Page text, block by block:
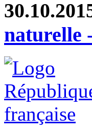
naturelle